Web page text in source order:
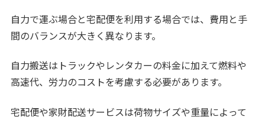
自力で運ぶ場合と宅配便を利用する場合では、費用と手
間のバランスが大きく異なります。
自力搬送はトラックやレンタカーの料金に加えて燃料や
高速代、労力のコストを考慮する必要があります。
宅配便や家財配送サービスは荷物サイズや重量によって